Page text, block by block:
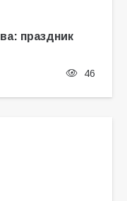
праздник
46